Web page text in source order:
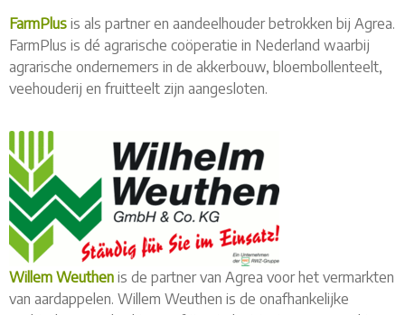
FarmPlus is als partner en aandeelhouder betrokken bij Agrea.
FarmPlus is dé agrarische coöperatie in Nederland waarbij
agrarische ondernemers in de akkerbouw, bloembollenteelt,
veehouderij en fruitteelt zijn aangesloten.
Willem Weuthen is de partner van Agrea voor het vermarkten
van aardappelen. Willem Weuthen is de onafhankelijke